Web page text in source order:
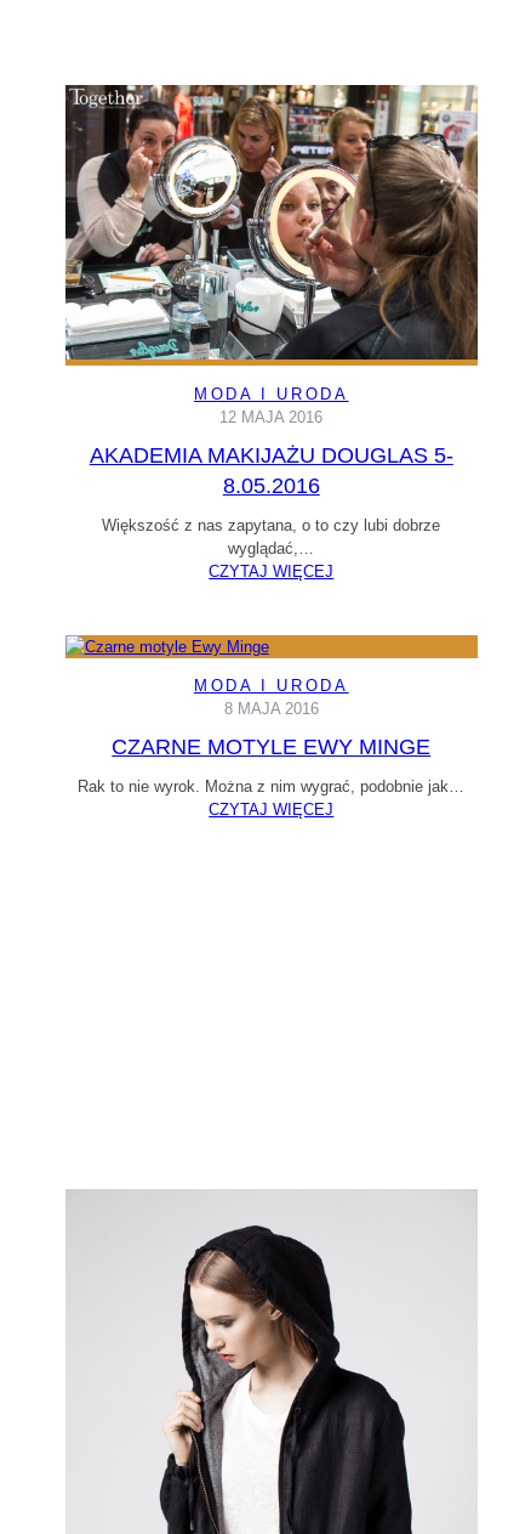
MODA I URODA
12 MAJA 2016
AKADEMIA MAKIJAŻU DOUGLAS 5-
8.05.2016
Większość z nas zapytana, o to czy lubi dobrze
wyglądać,…
CZYTAJ WIĘCEJ
MODA I URODA
8 MAJA 2016
CZARNE MOTYLE EWY MINGE
Rak to nie wyrok. Można z nim wygrać, podobnie jak…
CZYTAJ WIĘCEJ